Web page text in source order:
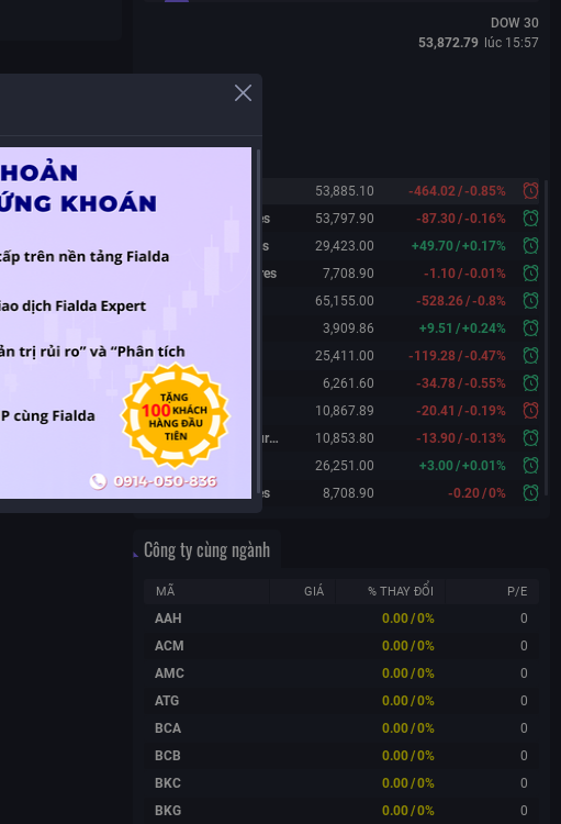
DOW 30
53,872.79 lúc 15:57
53,885.10 -464.02/-0.85%
Dow 30 Futures
53,797.90 -87.30/-0.16%
Nasdaq Futures
29,423.00 +49.70/+0.17%
S&P 500 Futures
7,708.90 -1.10/-0.01%
65,155.00 -528.26/-0.8%
3,909.86 +9.51 /+0.24%
Hang Seng
25,411.00 -119.28/-0.47%
KOSPI
6,261.60 -34.78/-0.55%
FTSE 100
10,867.89 -20.41 /-0.19%
FTSE 100 Futures
10,853.80 -13.90/-0.13%
DAX Futures
26,251.00 +3.00/+0.01%
CAC 40 Futures
8,708.90 -0.20/0%
Công ty cùng ngành
MÃ GIÁ % THAY ĐỔI P/E
AAH 0.00/0%
0
ACM
0.00/0%
0
AMC
0.00/0%
0
ATG
0.00/0%
0
BCA
0.00/0%
0
BCB
0.00/0%
0
BKC
0.00/0%
0
BKG
0.00/0% 0